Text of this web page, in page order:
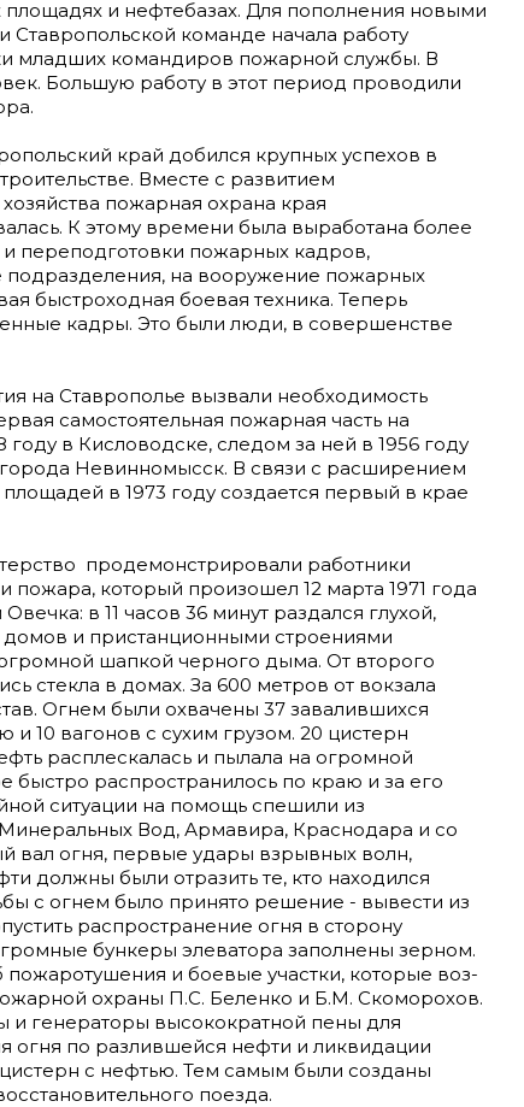
и нефтебазах. Для пополнения новыми
Ставропольской команде начала работу
младших командиров пожарной службы. В
Большую работу в этот период проводили
край добился крупных успехов в
Вместе с развитием
пожарная охрана края
К этому времени была выработана более
и переподготовки пожарных кадров,
на вооружение пожарных
быстроходная боевая техника. Теперь
кадры. Это были люди, в совершенстве
на Ставрополье вызвали необходимость
самостоятельная пожарная часть на
в Кисловодске, следом за ней в 1956 году
Невинномысск. В связи с расширением
в 1973 году создается первый в крае
продемонстрировали работники
который произошел 12 марта 1971 года
в 11 часов 36 минут раздался глухой,
и пристанционными строениями
шапкой черного дыма. От второго
стекла в домах. За 600 метров от вокзала
Огнем были охвачены 37 завалившихся
и 10 вагонов с сухим грузом. 20 цистерн
расплескалась и пылала на огромной
распространилось по краю и за его
ситуации на помощь спешили из
Вод, Армавира, Краснодара и со
вал огня, первые удары взрывных волн,
должны были отразить те, кто находился
с огнем было принято решение - вывести из
распространение огня в сторону
бункеры элеватора заполнены зерном.
и боевые участки, которые воз-
охраны П.С. Беленко и Б.М. Скоморохов.
и генераторы высокократной пены для
огня по разлившейся нефти и ликвидации
с нефтью. Тем самым были созданы
поезда.